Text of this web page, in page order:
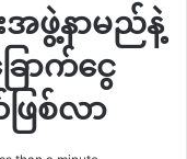
အဖွဲ့နာမည်နဲ့
ောက်ငွေ
ြစ်လာ